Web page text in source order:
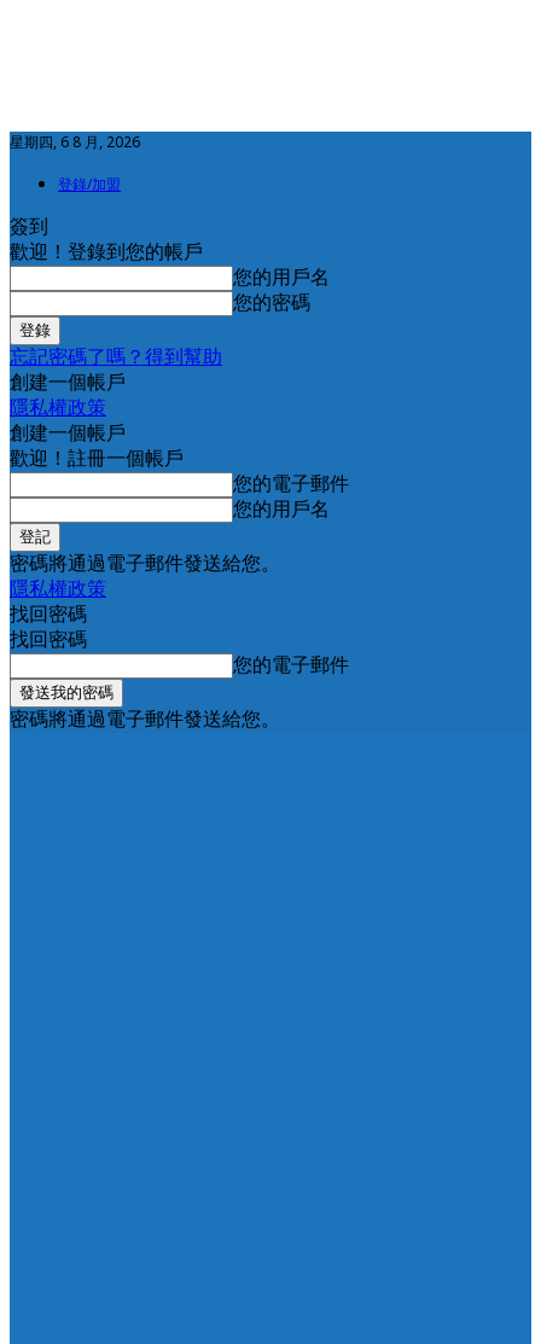
星期四, 6 8 月, 2026
登錄/加盟
簽到
歡迎！登錄到您的帳戶
您的用戶名
您的密碼
忘記密碼了嗎？得到幫助
創建一個帳戶
隱私權政策
創建一個帳戶
歡迎！註冊一個帳戶
您的電子郵件
您的用戶名
密碼將通過電子郵件發送給您。
隱私權政策
找回密碼
找回密碼
您的電子郵件
密碼將通過電子郵件發送給您。